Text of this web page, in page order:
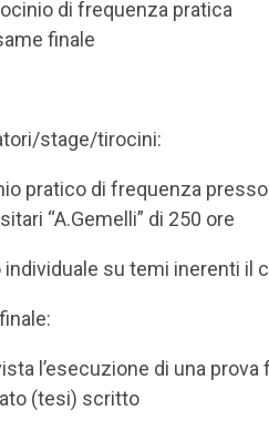
di frequenza pratica
finale
stage/tirocini:
pratico di frequenza
individuale su temi inerenti
l’esecuzione di una